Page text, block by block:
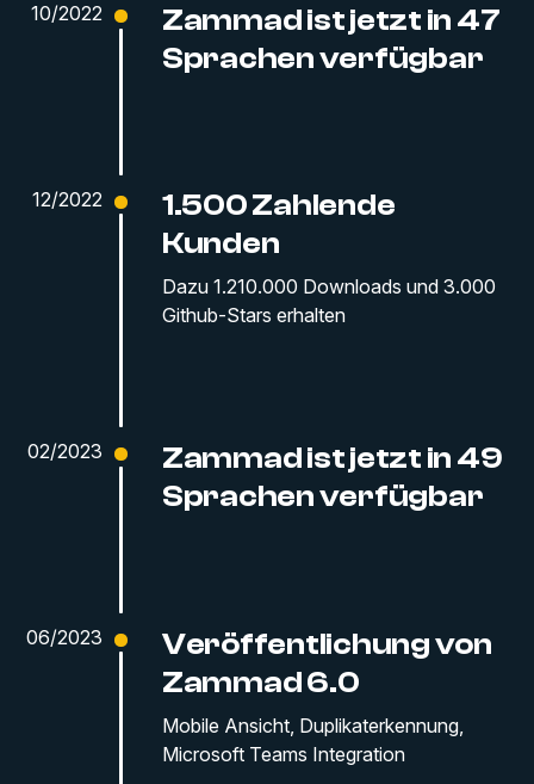
10/2022
Zammad ist jetzt in 47
Sprachen verfügbar
12/2022
1.500 Zahlende
Kunden
Dazu 1.210.000 Downloads und 3.000
Github-Stars erhalten
02/2023
Zammad ist jetzt in 49
Sprachen verfügbar
06/2023
Veröffentlichung von
Zammad 6.0
Mobile Ansicht, Duplikaterkennung,
Microsoft Teams Integration